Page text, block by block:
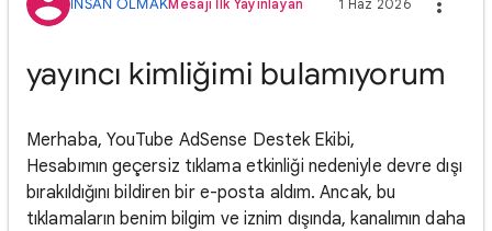
İNSAN OLMAKMesajı İlk Yayınlayan 1 Haz 2026
yayıncı kimliğimi bulamıyorum
Merhaba, YouTube AdSense Destek Ekibi,
Hesabımın geçersiz tıklama etkinliği nedeniyle devre dışı
bırakıldığını bildiren bir e-posta aldım. Ancak, bu
tıklamaların benim bilgim ve iznim dışında, kanalımın daha